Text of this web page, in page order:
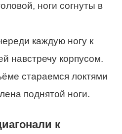
ноги согнуты в
каждую ногу к
навстречу корпусом.
стараемся локтями
поднятой ноги.
к